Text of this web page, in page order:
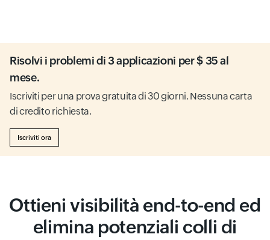
Risolvi i problemi di 3 applicazioni per $ 35 al
mese.
Iscriviti per una prova gratuita di 30 giorni. Nessuna carta
di credito richiesta.
Iscriviti ora
Ottieni visibilità end-to-end ed
elimina potenziali colli di